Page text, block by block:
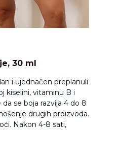
30 ml
i ujednačen preplanuli
kiselini, vitaminu B i
se boja razvija 4 do 8
drugih proizvoda.
Nakon 4-8 sati,